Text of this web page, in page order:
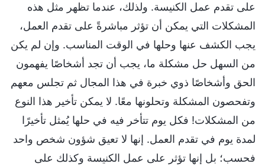
على تقدم عمل الكنيسة. ولذلك، عندما تظهر مثل هذه
المشكلات التي يمكن أن تؤثر مباشرةً على تقدم العمل،
يجب الكشف عنها وحلها في الوقت المناسب. وإن لم يكن
من السهل حل مشكلة ما، يجب أن تجد أشخاصًا يفهمون
الحق وأشخاصًا ذوي خبرة في هذا المجال ثم تجلس معهم
وتفحصون المشكلة وتحلونها معًا. لا يمكن تأخير هذا النوع
من المشكلات! فكل يوم تتأخر فيه في حلها يُمثل تأخيرًا
لمدة يوم في تقدم العمل. إنها لا تعيق شؤون شخص واحد
فحسب؛ بل إنها تؤثر على عمل الكنيسة وكذلك على